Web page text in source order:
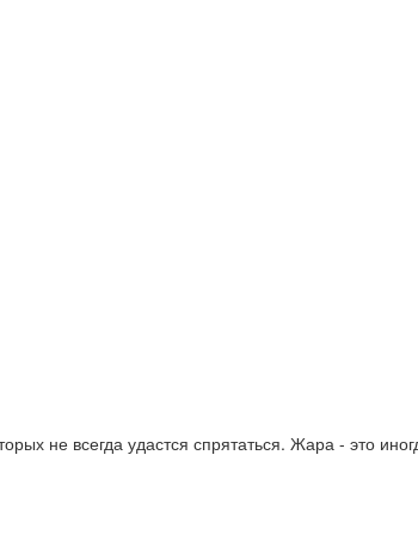
не всегда удастся спрятаться. Жара - это